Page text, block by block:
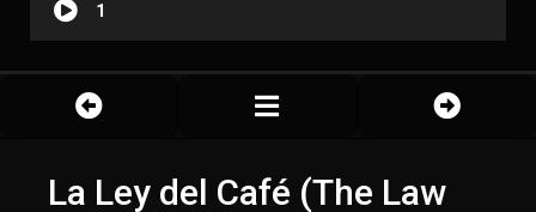
1
La Ley del Café (The Law